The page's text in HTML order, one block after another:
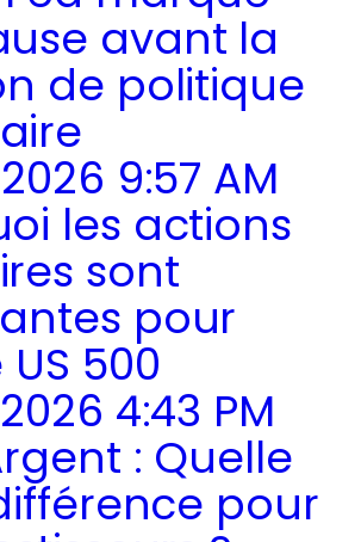
avant la
de politique
9:57 AM
les actions
sont
pour
500
4:43 PM
: Quelle
pour